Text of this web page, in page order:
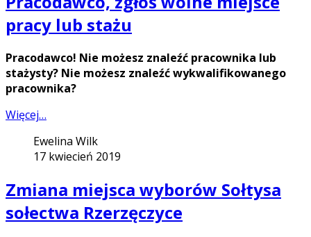
pracy lub stażu
Pracodawco! Nie możesz znaleźć pracownika lub
stażysty? Nie możesz znaleźć wykwalifikowanego
pracownika?
Więcej…
Ewelina Wilk
17 kwiecień 2019
Zmiana miejsca wyborów Sołtysa
sołectwa Rzerzęczyce